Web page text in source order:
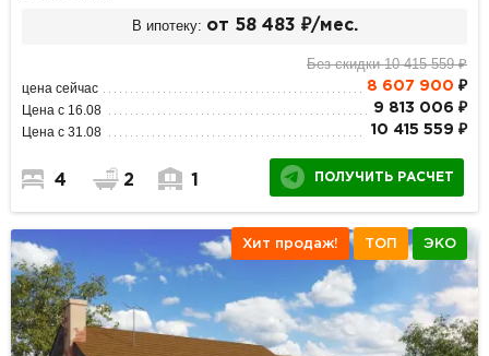
В ипотеку: от 58 483 ₽/мес.
Без скидки 10 415 559 ₽
цена сейчас 8 607 900 ₽
Цена с 16.08 9 813 006 ₽
Цена с 31.08 10 415 559 ₽
4 2 1 ПОЛУЧИТЬ РАСЧЕТ
Хит продаж! ТОП ЭКО